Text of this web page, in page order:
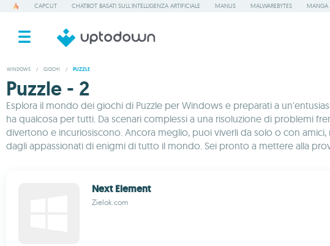
CAPCUT CHATBOT BASATI SULL'INTELLIGENZA ARTIFICIALE MANUS MALWAREBYTES MANGA
WINDOWS / GIOCHI / PUZZLE
Puzzle - 2
Esplora il mondo dei giochi di Puzzle per Windows e preparati a
ha qualcosa per tutti. Da scenari complessi a una risoluzione di problemi
divertono e incuriosiscono. Ancora meglio, puoi viverli da solo o con
dagli appassionati di enigmi di tutto il mondo. Sei pronto a mettere alla
Next Element
Zielok.com